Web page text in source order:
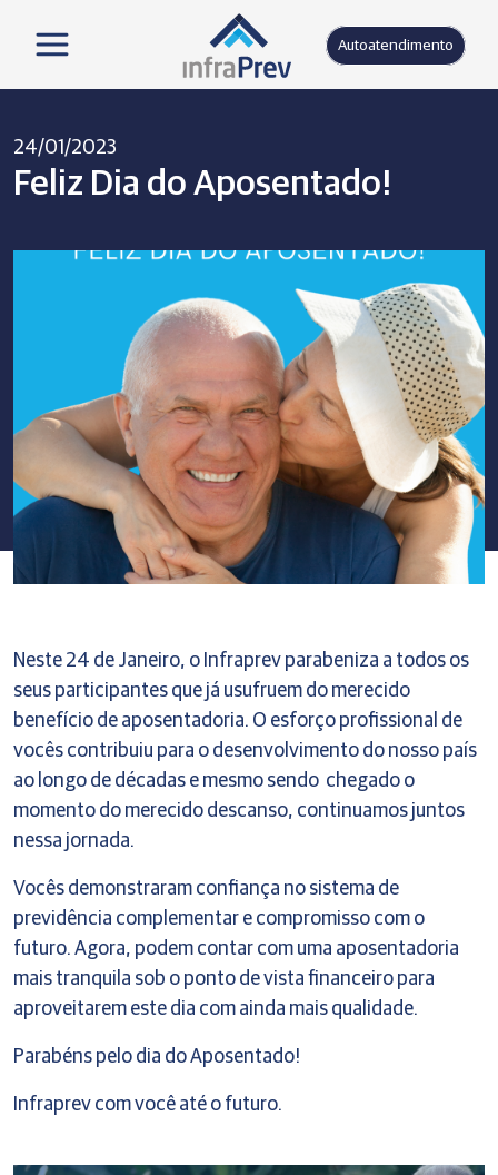
Autoatendimento
24/01/2023
Feliz Dia do Aposentado!
Neste 24 de Janeiro, o Infraprev parabeniza a todos os
seus participantes que já usufruem do merecido
benefício de aposentadoria. O esforço profissional de
vocês contribuiu para o desenvolvimento do nosso país
ao longo de décadas e mesmo sendo chegado o
momento do merecido descanso, continuamos juntos
nessa jornada.
Vocês demonstraram confiança no sistema de
previdência complementar e compromisso com o
futuro. Agora, podem contar com uma aposentadoria
mais tranquila sob o ponto de vista financeiro para
aproveitarem este dia com ainda mais qualidade.
Parabéns pelo dia do Aposentado!
Infraprev com você até o futuro.